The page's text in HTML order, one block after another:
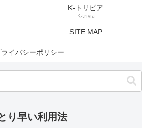
K-トリビア
K-trivia
SITE MAP
ライバシーポリシー
り早い利用法